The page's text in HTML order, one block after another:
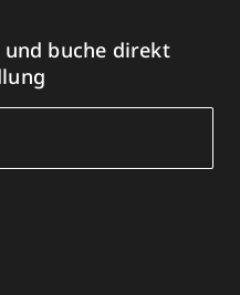
und buche direkt